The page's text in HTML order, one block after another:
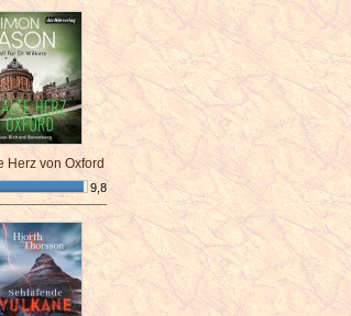
Herz von Oxford
9,8